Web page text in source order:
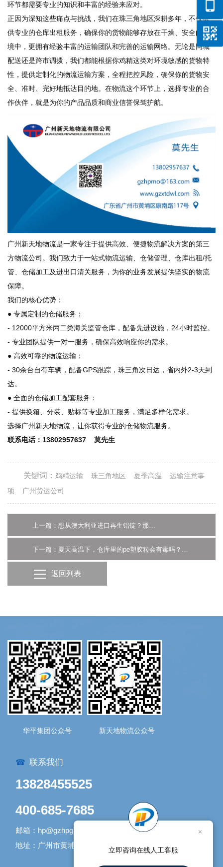
环节都需要专业的知识和丰富的经验来应对。
正因为深知这些痛点与挑战，我们在珠三角地区深耕多年，不仅提
供专业的仓库出租服务，确保你的货物能够存放在干燥、安全的环
境中，更拥有经验丰富的运输团队和完善的运输网络。无论是同城
配送还是跨市调拨，我们都能根据你鸡精这类对环境敏感的货物特
性，提供定制化的物流运输方案，全程把控风险，确保你的货物安
全、准时、完好地抵达目的地。在物流这个环节上，选择专业的合
作伙伴，就是为你的产品品质和商业信誉保驾护航。
广州新天地物流是一家专注于提供高效、便捷物流解决方案的第三
方物流公司。我们致力于一站式物流运输、仓储管理、仓库出租/托
管、仓储加工及进出口清关服务，为你的业务发展提供坚实的物流
保障。
我们的核心优势：
● 专属定制的仓储服务：
- 12000平方米丙二类海关监管仓库，配备先进设施，24小时监控。
- 专业团队提供一对一服务，确保高效响应你的需求。
● 高效可靠的物流运输：
- 30余台自有车辆，配备GPS跟踪，珠三角次日达，省内外2-3天到
达。
● 全面的仓储加工配套服务：
- 提供换箱、分装、贴标等专业加工服务，满足多样化需求。
选择广州新天地物流，让你获得专业的仓储物流服务。
联系电话：13802957637 莫先生
关键词： 鸡精运输 珠三角地区 夏季高温
运输注意事
项
广州货运公司
上一篇：想从澳大利亚进口再生铝锭？那这份清关攻略你得了解-广州货代
下一篇：夏天高温下，仓库里的pe塑胶粒会有毒吗？看看广州仓库租赁专家怎么说
返回列表
华平集团公众号 新天地物流公众号
☎ 联系我们
13828455525
400-685-7685
邮箱：hp@gzhpgroup.com
地址：广州市黄埔区开发大道1338号1号库
×
立即咨询在线人工客服